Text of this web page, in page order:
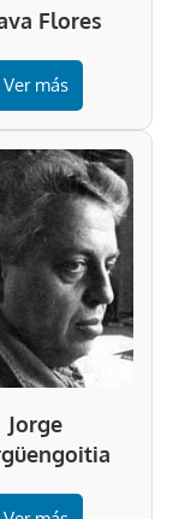
Flores
Ver más
Jorge